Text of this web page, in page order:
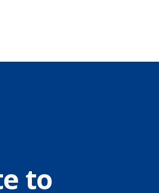
to